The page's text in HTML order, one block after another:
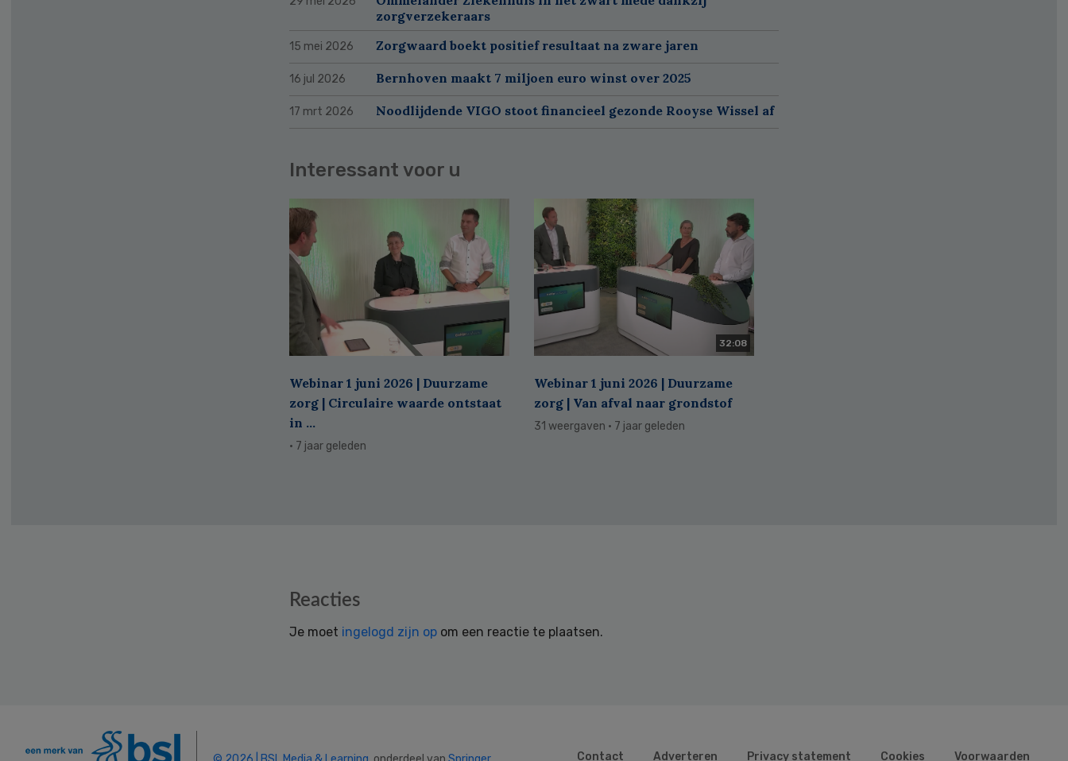
zorgverzekeraars
15 mei 2026 Zorgwaard boekt positief resultaat na zware jaren
16 jul 2026 Bernhoven maakt 7 miljoen euro winst over 2025
17 mrt 2026 Noodlijdende VIGO stoot financieel gezonde Rooyse Wissel af
Interessant voor u
Webinar 1 juni 2026 | Duurzame
zorg | Circulaire waarde ontstaat
in ...
· 7 jaar geleden
32:08
Webinar 1 juni 2026 | Duurzame
zorg | Van afval naar grondstof
31 weergaven · 7 jaar geleden
Reacties
Je moet ingelogd zijn op om een reactie te plaatsen.
Contact Adverteren Privacy statement Cookies Voorwaarden